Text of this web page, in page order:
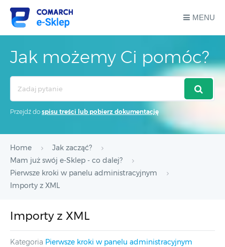
MENU
Jak możemy Ci pomóc?
Przejdź do spisu treści lub pobierz dokumentację
Home
Jak zacząć?
Mam już swój e-Sklep - co dalej?
Pierwsze kroki w panelu administracyjnym
Importy z XML
Importy z XML
Kategoria Pierwsze kroki w panelu administracyjnym